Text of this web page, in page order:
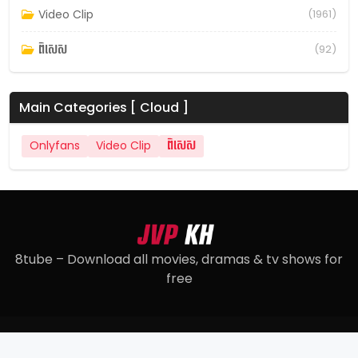
Video Clip (1961)
ពិសេស (92)
Main Categories [ Cloud ]
Onlyfans Video Clip ពិសេស
8tube – Download all movies, dramas & tv shows for
free